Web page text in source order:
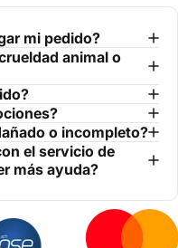
mi pedido?
animal o
o incompleto?
el servicio de
más ayuda?